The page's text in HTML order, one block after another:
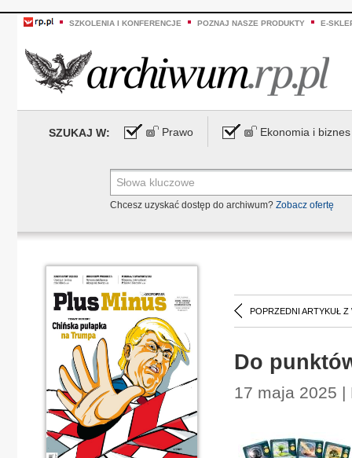
SZKOLENIA I KONFERENCJE POZNAJ NASZE PRODUKTY E-
SZUKAJ W: Prawo Ekonomia i biznes
Chcesz uzyskać dostęp do archiwum? Zobacz ofertę
POPRZEDNI ARTYKUŁ Z
Do
17 maja 2025 |